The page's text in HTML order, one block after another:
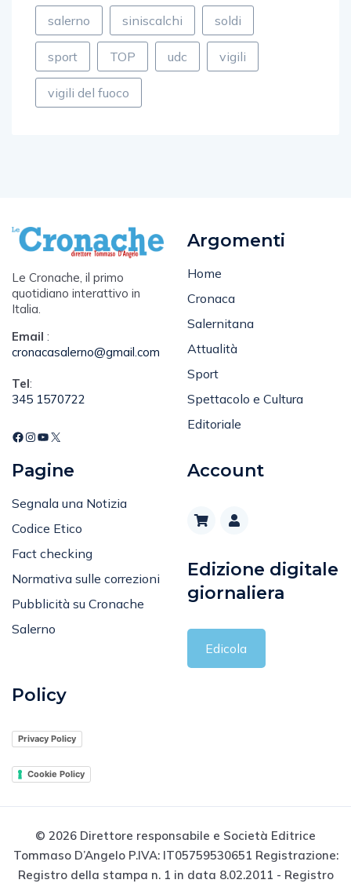
salerno siniscalchi soldi
sport TOP udc vigili
vigili del fuoco
Le Cronache, il primo
quotidiano interattivo in
Italia.
Email :
cronacasalerno@gmail.com
Tel:
345 1570722
Argomenti
Home
Cronaca
Salernitana
Attualità
Sport
Spettacolo e Cultura
Editoriale
Pagine
Segnala una Notizia
Codice Etico
Fact checking
Normativa sulle correzioni
Pubblicità su Cronache
Salerno
Account
Edizione digitale
giornaliera
Edicola
Policy
Privacy Policy
Cookie Policy
© 2026 Direttore responsabile e Società Editrice
Tommaso D’Angelo P.IVA: IT05759530651 Registrazione:
Registro della stampa n. 1 in data 8.02.2011 - Registro